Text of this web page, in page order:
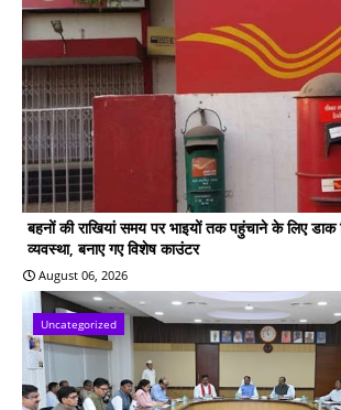
बहनों की राखियां समय पर भाइयों तक पहुंचाने के लिए डाक
व्यवस्था, बनाए गए विशेष काउंटर
August 06, 2026
Uncategorized